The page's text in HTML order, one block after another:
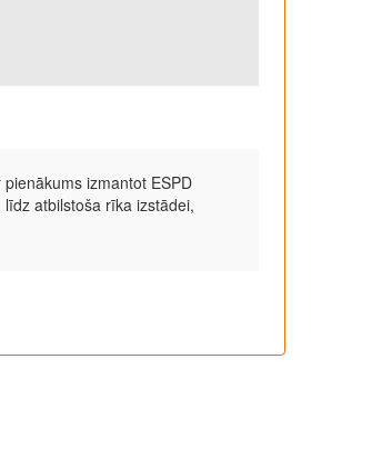
izmantot ESPD
atbilstoša rīka izstādei,